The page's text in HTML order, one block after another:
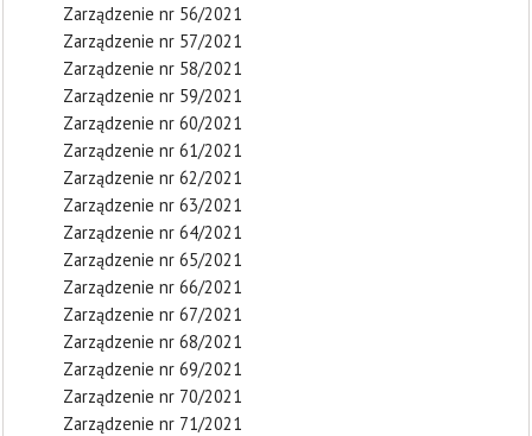
Zarządzenie nr 56/2021
Zarządzenie nr 57/2021
Zarządzenie nr 58/2021
Zarządzenie nr 59/2021
Zarządzenie nr 60/2021
Zarządzenie nr 61/2021
Zarządzenie nr 62/2021
Zarządzenie nr 63/2021
Zarządzenie nr 64/2021
Zarządzenie nr 65/2021
Zarządzenie nr 66/2021
Zarządzenie nr 67/2021
Zarządzenie nr 68/2021
Zarządzenie nr 69/2021
Zarządzenie nr 70/2021
Zarządzenie nr 71/2021